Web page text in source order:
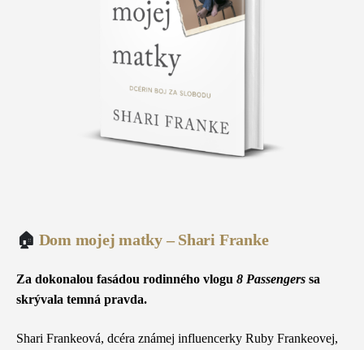
🏠 Dom mojej matky – Shari Franke
Za dokonalou fasádou rodinného vlogu 8 Passengers sa
skrývala temná pravda.
Shari Frankeová, dcéra známej influencerky Ruby Frankeovej,